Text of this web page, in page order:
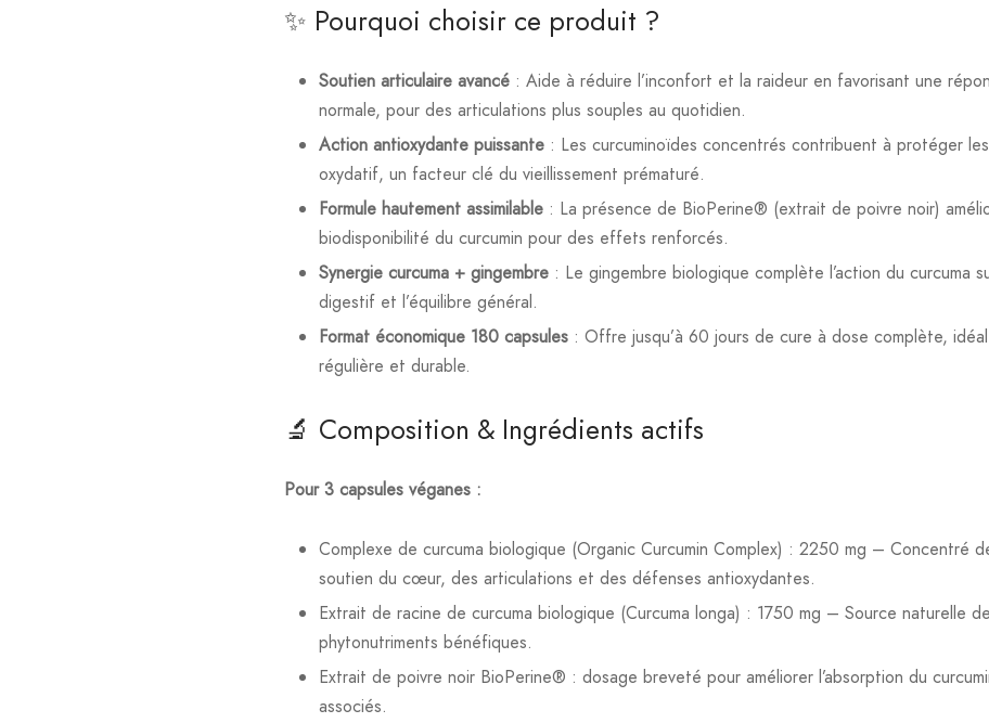
✨ Pourquoi choisir ce produit ?
Soutien articulaire avancé: Aide à réduire l’inconfort et la raideur en favorisant une
normale, pour des articulations plus souples au quotidien.
Action antioxydante puissante: Les curcuminoïdes concentrés contribuent à protéger
oxydatif, un facteur clé du vieillissement prématuré.
Formule hautement assimilable: La présence de BioPerine® (extrait de poivre noir)
biodisponibilité du curcumin pour des effets renforcés.
Synergie curcuma + gingembre: Le gingembre biologique complète l’action du curcuma
digestif et l’équilibre général.
Format économique 180 capsules: Offre jusqu’à 60 jours de cure à dose complète,
régulière et durable.
🔬 Composition & Ingrédients actifs
Pour 3 capsules véganes :
Complexe de curcuma biologique (Organic Curcumin Complex) : 2250 mg – Concentré
soutien du cœur, des articulations et des défenses antioxydantes.
Extrait de racine de curcuma biologique (Curcuma longa) : 1750 mg – Source naturelle
phytonutriments bénéfiques.
Extrait de poivre noir BioPerine® : dosage breveté pour améliorer l’absorption du
associés.